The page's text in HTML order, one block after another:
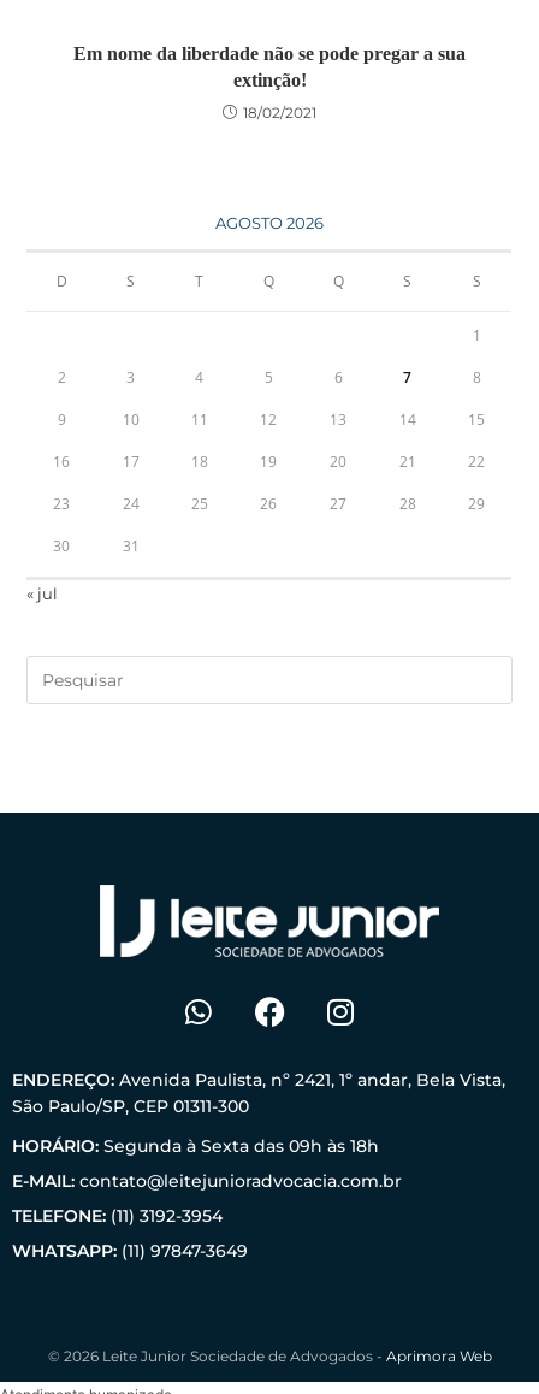
Em nome da liberdade não se pode pregar a sua
extinção!
18/02/2021
AGOSTO 2026
D S T Q Q S S
1
2 3 4 5 6 7 8
9 10 11 12 13 14 15
16 17 18 19 20 21 22
23 24 25 26 27 28 29
30 31
« jul
ENDEREÇO: Avenida Paulista, nº 2421, 1º andar, Bela Vista,
São Paulo/SP, CEP 01311-300
HORÁRIO: Segunda à Sexta das 09h às 18h
E-MAIL: contato@leitejunioradvocacia.com.br
TELEFONE: (11) 3192-3954
WHATSAPP: (11) 97847-3649
© 2026 Leite Junior Sociedade de Advogados - Aprimora Web